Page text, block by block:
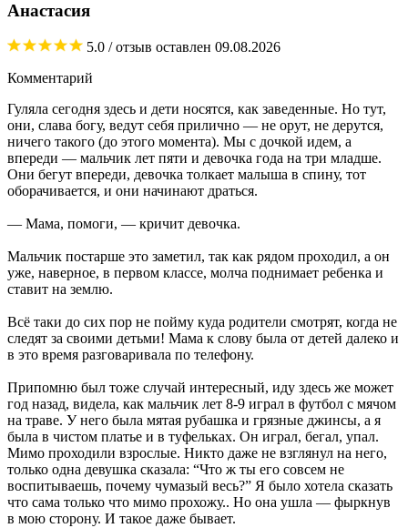
Анастасия
5.0 / отзыв оставлен 09.08.2026
Комментарий
Гуляла сегодня здесь и дети носятся, как заведенные. Но тут,
они, слава богу, ведут себя прилично — не орут, не дерутся,
ничего такого (до этого момента). Мы с дочкой идем, а
впереди — мальчик лет пяти и девочка года на три младше.
Они бегут впереди, девочка толкает малыша в спину, тот
оборачивается, и они начинают драться.
— Мама, помоги, — кричит девочка.
Мальчик постарше это заметил, так как рядом проходил, а он
уже, наверное, в первом классе, молча поднимает ребенка и
ставит на землю.
Всё таки до сих пор не пойму куда родители смотрят, когда не
следят за своими детьми! Мама к слову была от детей далеко и
в это время разговаривала по телефону.
Припомню был тоже случай интересный, иду здесь же может
год назад, видела, как мальчик лет 8-9 играл в футбол с мячом
на траве. У него была мятая рубашка и грязные джинсы, а я
была в чистом платье и в туфельках. Он играл, бегал, упал.
Мимо проходили взрослые. Никто даже не взглянул на него,
только одна девушка сказала: “Что ж ты его совсем не
воспитываешь, почему чумазый весь?” Я было хотела сказать
что сама только что мимо прохожу.. Но она ушла — фыркнув
в мою сторону. И такое даже бывает.